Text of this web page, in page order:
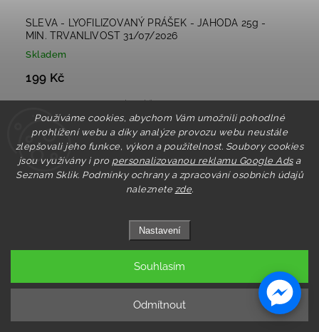
Používáme cookies, abychom Vám umožnili pohodlné
prohlížení webu a díky analýze provozu webu neustále
zlepšovali jeho funkce, výkon a použitelnost. Soubory cookies
jsou využívány i pro personalizovanou reklamu Google Adsa
Seznam Sklik. Podmínky ochrany a zpracování osobních údajů
naleznete zde.
Nastavení
Odmítnout
Souhlasím
SLEVA - LYOFILIZOVANÝ PRÁŠEK - JAHODA 25g -
MIN. TRVANLIVOST 31/07/2026
Skladem
199 Kč
Do košíku
TRVANLIVOST 31/07/2026 Ideální k dekoraci dezertů, kelímků,
müsli apod.. Lyofilizace: Je proces, při kterém produkt suší
mrazem. Plody jsou nejdříve šokově zamraženy a...